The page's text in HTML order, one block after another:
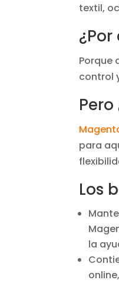
textil,
Porque
control
para
Los
la